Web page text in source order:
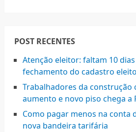
POST RECENTES
Atenção eleitor: faltam 10
fechamento do cadastro
Trabalhadores da construção
aumento e novo piso chega a
Como pagar menos na conta
nova bandeira tarifária